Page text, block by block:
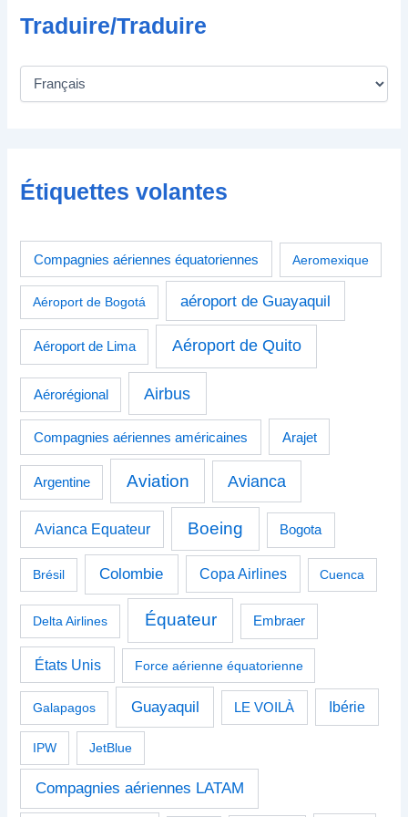
Traduire/Traduire
Étiquettes volantes
Compagnies aériennes équatoriennes Aeromexique
Aéroport de Bogotá aéroport de Guayaquil
Aéroport de Lima Aéroport de Quito
Aérorégional Airbus
Compagnies aériennes américaines Arajet
Argentine Aviation Avianca
Avianca Equateur Boeing Bogota
Brésil Colombie Copa Airlines Cuenca
Delta Airlines Équateur Embraer
États Unis Force aérienne équatorienne
Galapagos Guayaquil LE VOILÀ Ibérie
IPW JetBlue
Compagnies aériennes LATAM